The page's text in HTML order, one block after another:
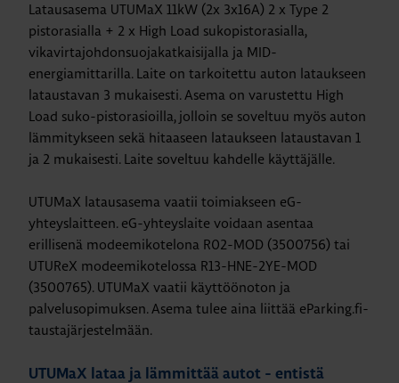
Latausasema UTUMaX 11kW (2x 3x16A) 2 x Type 2
pistorasialla + 2 x High Load sukopistorasialla,
vikavirtajohdonsuojakatkaisijalla ja MID-
energiamittarilla. Laite on tarkoitettu auton lataukseen
lataustavan 3 mukaisesti. Asema on varustettu High
Load suko-pistorasioilla, jolloin se soveltuu myös auton
lämmitykseen sekä hitaaseen lataukseen lataustavan 1
ja 2 mukaisesti. Laite soveltuu kahdelle käyttäjälle.
UTUMaX latausasema vaatii toimiakseen eG-
yhteyslaitteen. eG-yhteyslaite voidaan asentaa
erillisenä modeemikotelona R02-MOD (3500756) tai
UTUReX modeemikotelossa R13-HNE-2YE-MOD
(3500765). UTUMaX vaatii käyttöönoton ja
palvelusopimuksen. Asema tulee aina liittää eParking.fi-
taustajärjestelmään.
UTUMaX lataa ja lämmittää autot - entistä